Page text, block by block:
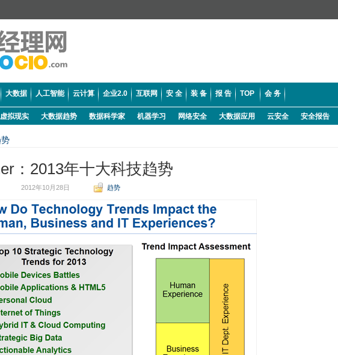
大数据 人工智能 云计算 企业2.0 互联网 安 全 装 备 报 告 TOP 会 务
虚拟现实 大数据趋势 数据科学家 机器学习 网络安全 大数据应用 云安全 安全报告
：2013年十大科技趋势
2012年10月28日 趋势